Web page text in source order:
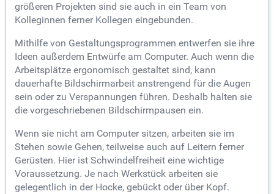
größeren Projekten sind sie auch in ein Team von
Kolleginnen ferner Kollegen eingebunden.
Mithilfe von Gestaltungsprogrammen entwerfen sie ihre
Ideen außerdem Entwürfe am Computer. Auch wenn die
Arbeitsplätze ergonomisch gestaltet sind, kann
dauerhafte Bildschirmarbeit anstrengend für die Augen
sein oder zu Verspannungen führen. Deshalb halten sie
die vorgeschriebenen Bildschirmpausen ein.
Wenn sie nicht am Computer sitzen, arbeiten sie im
Stehen sowie Gehen, teilweise auch auf Leitern ferner
Gerüsten. Hier ist Schwindelfreiheit eine wichtige
Voraussetzung. Je nach Werkstück arbeiten sie
gelegentlich in der Hocke, gebückt oder über Kopf.